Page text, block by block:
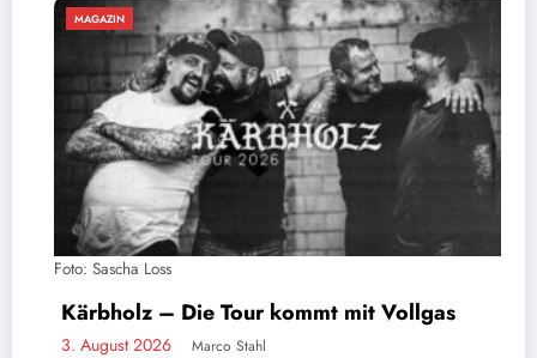
mit Vollgas
MAGAZIN
größten Rammstein-
2. August 2026